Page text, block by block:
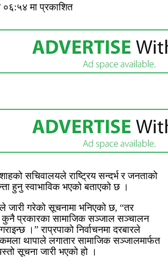
मा प्रकाशित
शाहको सचिवालयले राष्ट्रिय सन्दर्भ र जनताको
हुनु स्वाभाविक भएको बताएको छ ।
जारी गरेको सूचनामा भनिएको छ, “तर
प्रकारका सामाजिक सञ्जाल सञ्चालन
।” राप्रपाको निर्वाचनमा दरबारले
कमला थापाले लगातार सामाजिक सञ्जालमार्फत
सूचना जारी भएको हो ।